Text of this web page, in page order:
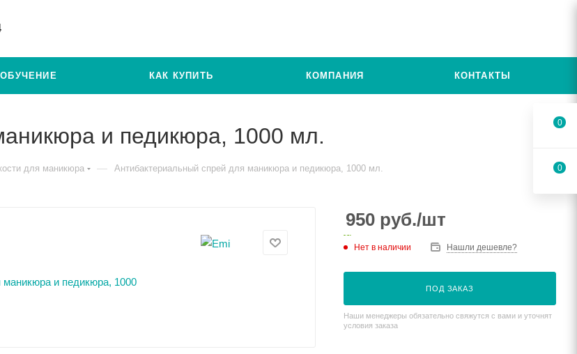
ОБУЧЕНИЕ КАК КУПИТЬ КОМПАНИЯ КОНТАКТЫ
и педикюра, 1000 мл.
для маникюра — Антибактериальный спрей для маникюра и педикюра, 1000 мл.
950 руб./шт
Нет в наличии Нашли дешевле?
ПОД ЗАКАЗ
Наши менеджеры обязательно свяжутся с вами и уточнят
условия заказа
0
0